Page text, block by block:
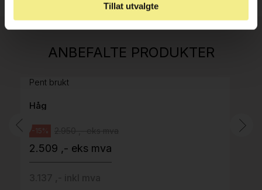
Tillat utvalgte
ANBEFALTE PRODUKTER
814
H05 5600 Swingback-armlene Mørk
Pent brukt
Håg
-15%
2.509 ,- eks mva